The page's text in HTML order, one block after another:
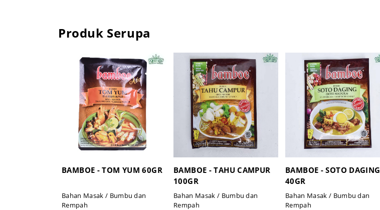
Produk Serupa
BAMBOE - TOM YUM 60GR
Bahan Masak / Bumbu dan
Rempah
BAMBOE - TAHU CAMPUR
100GR
Bahan Masak / Bumbu dan
Rempah
BAMBOE - SOTO DAGING
40GR
Bahan Masak / Bumbu dan
Rempah